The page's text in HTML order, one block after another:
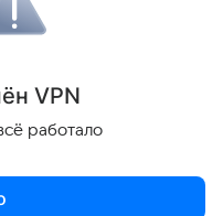
ён VPN
работало